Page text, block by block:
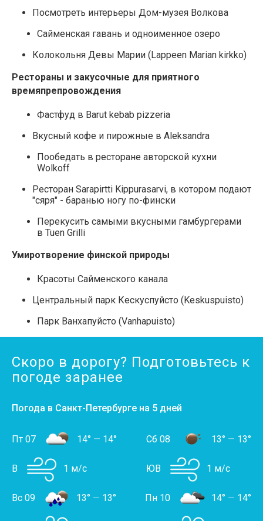
Посмотреть интерьеры Дом-музея Волкова
Сайменская гавань и одноименное озеро
Колокольня Девы Марии (Lappeen Marian kirkko)
Рестораны и закусочные для приятного
времяпрепровождения
Фастфуд в Barut kebab pizzeria
Вкусный кофе и пирожные в Aleksandra
Пообедать в ресторане авторской кухни
Wolkoff
Ресторан Sarapirtti Kippurasarvi, в котором подают
"сяря" - баранью ногу по-фински
Перекусить самыми вкусными гамбургерами
в Tuen Grilli
Умиротворение финской природы
Красоты Сайменского канала
Центральный парк Кескуспуйсто (Keskuspuisto)
Парк Ванхапуйсто (Vanhapuisto)
Скоро в дорогу? Подготовьтесь к
погоде заранее
Погода в Санкт-Петербурге на 5 дней
Пт 07 14° — 14°
В 1 м/с
Сб 08 13° — 13°
ЮВ 1 м/с
Вс 09 13° — 13° Пн 10 14° — 14°